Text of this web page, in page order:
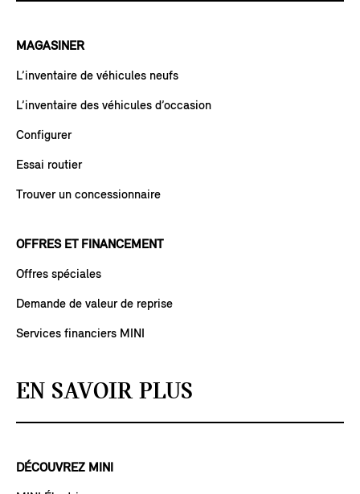
MAGASINER
L’inventaire de véhicules neufs
L’inventaire des véhicules d’occasion
Configurer
Essai routier
Trouver un concessionnaire
OFFRES ET FINANCEMENT
Offres spéciales
Demande de valeur de reprise
Services financiers MINI
EN SAVOIR PLUS
DÉCOUVREZ MINI